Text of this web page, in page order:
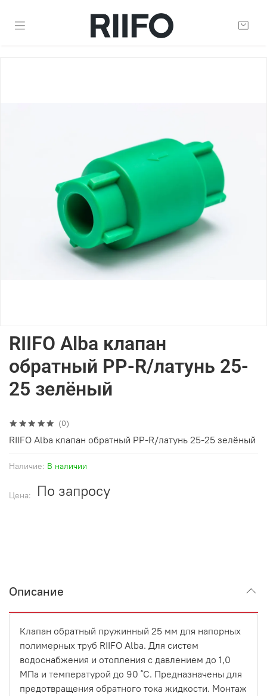
(0)
Наличие: В наличии
RIIFO Alba клапан
обратный PP-R/латунь 25-
25 зелёный
Цена: По запросу
RIIFO Alba клапан обратный PP-R/латунь 25-25 зелёный
Описание
Клапан обратный пружинный 25 мм для напорных
полимерных труб RIIFO Alba. Для систем
водоснабжения и отопления с давлением до 1,0
МПа и температурой до 90 ˚С. Предназначены для
предотвращения обратного тока жидкости. Монтаж